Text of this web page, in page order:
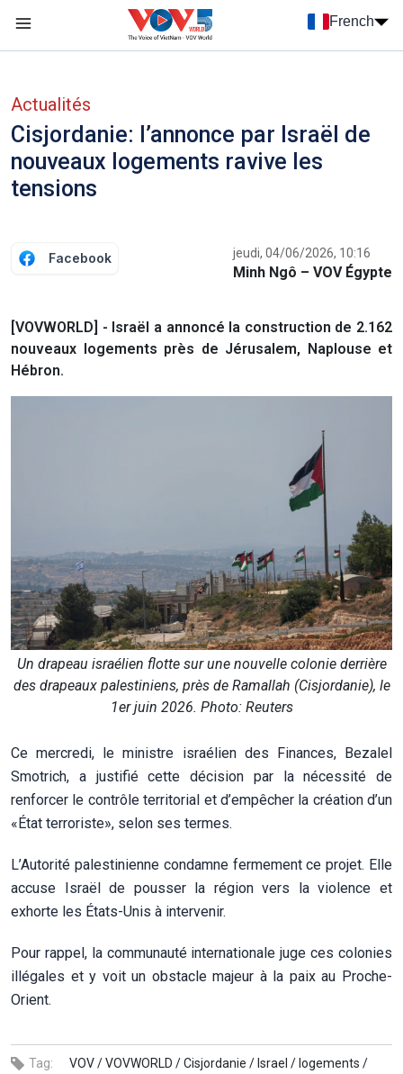
French
Actualités
Cisjordanie: l’annonce par Israël de
nouveaux logements ravive les
tensions
Facebook jeudi, 04/06/2026, 10:16
Minh Ngô – VOV Égypte
[VOVWORLD] - Israël a annoncé la construction de 2.162
nouveaux logements près de Jérusalem, Naplouse et
Hébron.
Un drapeau israélien flotte sur une nouvelle colonie derrière
des drapeaux palestiniens, près de Ramallah (Cisjordanie), le
1er juin 2026. Photo: Reuters
Ce mercredi, le ministre israélien des Finances, Bezalel
Smotrich, a justifié cette décision par la nécessité de
renforcer le contrôle territorial et d’empêcher la création d’un
«État terroriste», selon ses termes.
L’Autorité palestinienne condamne fermement ce projet. Elle
accuse Israël de pousser la région vers la violence et
exhorte les États-Unis à intervenir.
Pour rappel, la communauté internationale juge ces colonies
illégales et y voit un obstacle majeur à la paix au Proche-
Orient.
Tag: VOV /VOVWORLD /Cisjordanie / Israel / logements /